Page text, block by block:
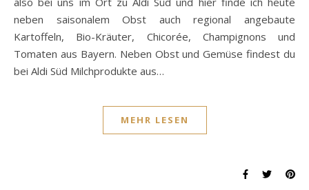
neben saisonalem Obst auch regional angebaute
Kartoffeln, Bio-Kräuter, Chicorée, Champignons und
Tomaten aus Bayern. Neben Obst und Gemüse findest du
bei Aldi Süd Milchprodukte aus…
MEHR LESEN